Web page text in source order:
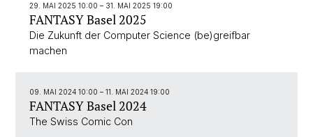
29. MAI 2025 10:00 – 31. MAI 2025 19:00
FANTASY Basel 2025
Die Zukunft der Computer Science (be)greifbar
machen
09. MAI 2024 10:00 – 11. MAI 2024 19:00
FANTASY Basel 2024
The Swiss Comic Con